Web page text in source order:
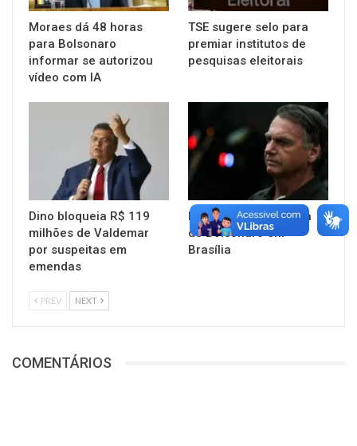
Moraes dá 48 horas
para Bolsonaro
informar se autorizou
vídeo com IA
TSE sugere selo para
premiar institutos de
pesquisas eleitorais
Dino bloqueia R$ 119
milhões de Valdemar
por suspeitas em
emendas
PF faz busca na casa
de Bolsonaro em
Brasília
PREV NEXT
COMENTÁRIOS